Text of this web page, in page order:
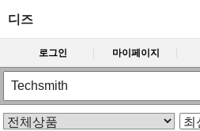
디즈
로그인 마이페이지